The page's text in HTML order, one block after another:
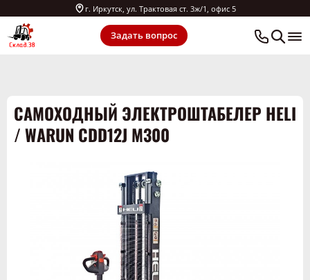
г. Иркутск, ул. Трактовая ст. 3ж/1, офис 5
Задать вопрос
САМОХОДНЫЙ ЭЛЕКТРОШТАБЕЛЕР HELI
/ WARUN CDD12J M300